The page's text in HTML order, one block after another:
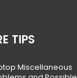
TIPS
Miscellaneous